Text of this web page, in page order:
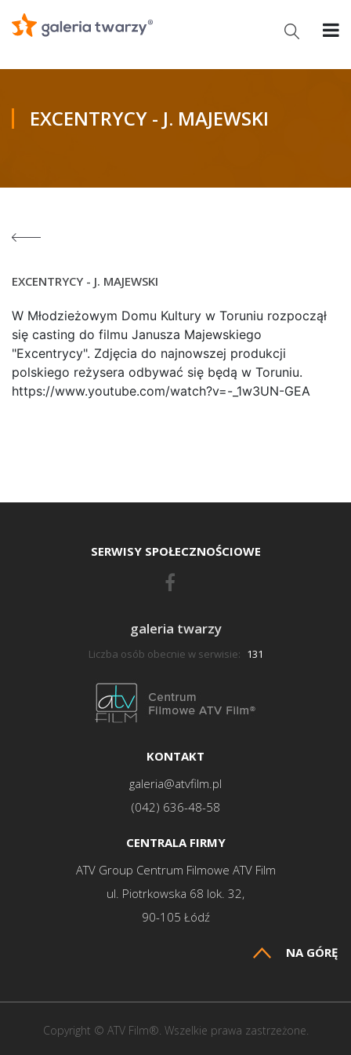
EXCENTRYCY - J. MAJEWSKI
EXCENTRYCY - J. MAJEWSKI
W Młodzieżowym Domu Kultury w Toruniu rozpoczął
się casting do filmu Janusza Majewskiego
"Excentrycy". Zdjęcia do najnowszej produkcji
polskiego reżysera odbywać się będą w Toruniu.
https://www.youtube.com/watch?v=-_1w3UN-GEA
SERWISY SPOŁECZNOŚCIOWE
galeria twarzy
Liczba osób obecnie w serwisie: 131
KONTAKT
galeria@atvfilm.pl
(042) 636-48-58
CENTRALA FIRMY
ATV Group Centrum Filmowe ATV Film
ul. Piotrkowska 68 lok. 32,
90-105 Łódź
NA GÓRĘ
Copyright © ATV Film®. Wszelkie prawa zastrzeżone.